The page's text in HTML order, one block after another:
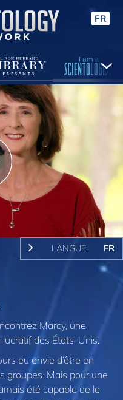
FR
LANGUE: FR
Marcy, une
des États-Unis.
eu envie d’être en
groupes. Mais pour une
été capable de le